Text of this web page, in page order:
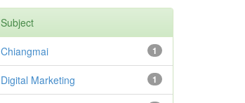
Subject
1
Chiangmai
1
Digital Marketing